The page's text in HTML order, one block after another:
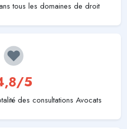
tous les domaines de droit
5
des consultations Avocats